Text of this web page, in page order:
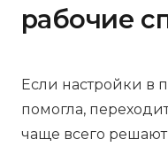
рабочие
Если настройки в
помогла,
чаще всего